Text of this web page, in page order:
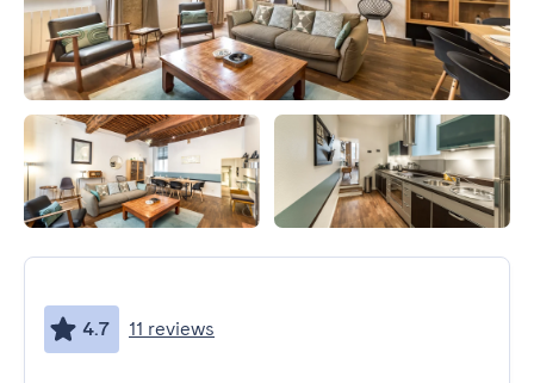
4.7 11 reviews